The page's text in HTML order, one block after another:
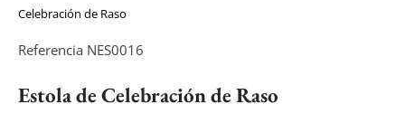
Celebración de Raso
Referencia NES0016
Estola de Celebración de Raso